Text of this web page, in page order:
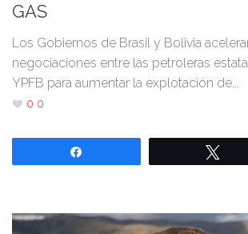
GAS
Los Gobiernos de Brasil y Bolivia
negociaciones entre las petroleras
YPFB para aumentar la explotación de...
0 0